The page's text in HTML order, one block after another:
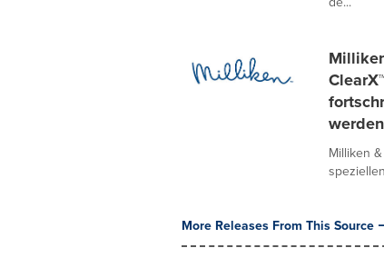
werden
Milliken
More Releases From This Source